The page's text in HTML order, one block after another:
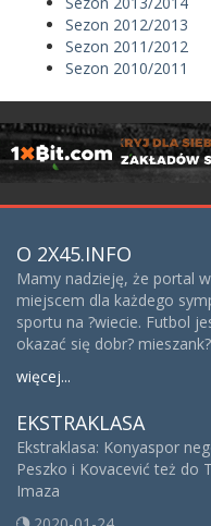
Sezon 2012/2013
Sezon 2011/2012
Sezon 2010/2011
O 2X45.INFO
Mamy nadzieję, że portal
miejscem dla każdego
sportu na ?wiecie. Futbol
okazać się dobr?
więcej...
EKSTRAKLASA
Ekstraklasa: Konyaspor
Peszko i Kovacević też do
Imaza